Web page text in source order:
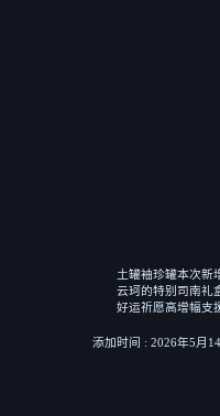
土罐袖珍罐本次新
云珂的特别司南礼
好运祈愿高增幅支
添加时间 : 2026年5月